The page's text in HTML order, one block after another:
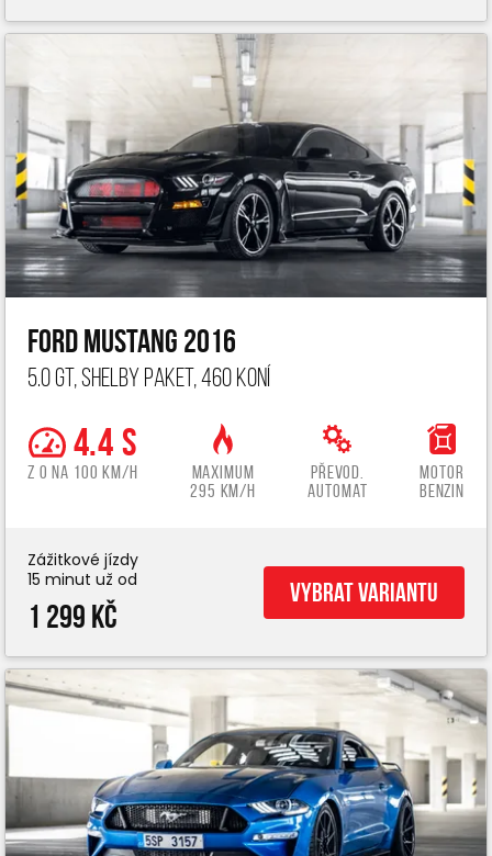
Ford Mustang 2016
5.0 GT, Shelby paket, 460 koní
4.4 s
z 0 na 100 km/h
Maximum
295 km/h
Převod.
automat
Motor
benzin
Zážitkové jízdy
15 minut už od
1 299 Kč
Vybrat variantu